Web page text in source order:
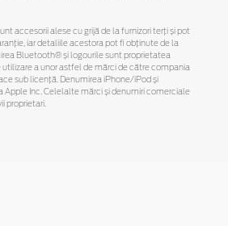
accesorii alese cu grijă de la furnizori terți și pot
iar detaliile acestora pot fi obținute de la
Bluetooth® și logourile sunt proprietatea
utilizare a unor astfel de mărci de către compania
sub licență. Denumirea iPhone/iPod și
Apple Inc. Celelalte mărci și denumiri comerciale
proprietari.